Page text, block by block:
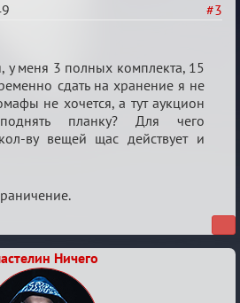
#3
у меня 3 полных комплекта, 15
сдать на хранение я не
не хочется, а тут аукцион
планку? Для чего
ву вещей щас действует и
Ничего